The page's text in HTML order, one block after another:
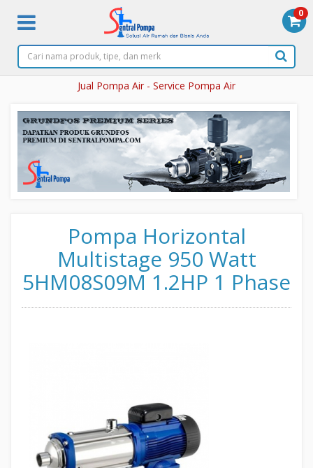
Jual Pompa Air - Service Pompa Air
0
Pompa Horizontal
Multistage 950 Watt
5HM08S09M 1.2HP 1 Phase